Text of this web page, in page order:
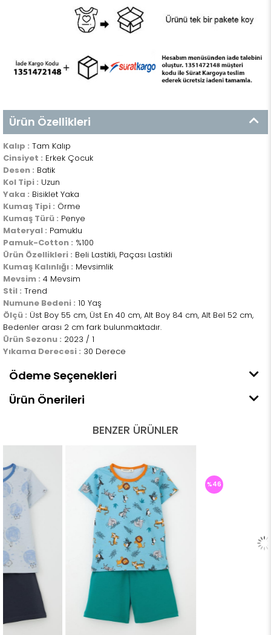
Ürün Özellikleri
Kalıp : Tam Kalıp
Cinsiyet : Erkek Çocuk
Desen : Batik
Kol Tipi : Uzun
Yaka : Bisiklet Yaka
Kumaş Tipi : Örme
Kumaş Türü : Penye
Materyal : Pamuklu
Pamuk-Cotton : %100
Ürün Özellikleri : Beli Lastikli, Paçası Lastikli
Kumaş Kalınlığı : Mevsimlik
Mevsim : 4 Mevsim
Stil : Trend
Numune Bedeni : 10 Yaş
Ölçü : Üst Boy 55 cm, Üst En 40 cm, Alt Boy 84 cm, Alt Bel 52 cm,
Bedenler arası 2 cm fark bulunmaktadır.
Ürün Sezonu : 2023 / 1
Yıkama Derecesi : 30 Derece
Ödeme Seçenekleri
Ürün Önerileri
BENZER ÜRÜNLER
%46